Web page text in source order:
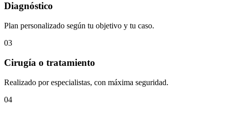
Diagnóstico
Plan personalizado según tu objetivo y tu caso.
03
Cirugía o tratamiento
Realizado por especialistas, con máxima seguridad.
04